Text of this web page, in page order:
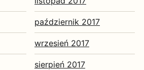
październik 2017
wrzesień 2017
sierpień 2017